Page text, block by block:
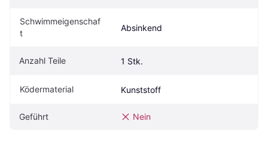
Schwimmeigenschaf
t
Absinkend
Anzahl Teile 1 Stk.
Ködermaterial Kunststoff
Geführt Nein